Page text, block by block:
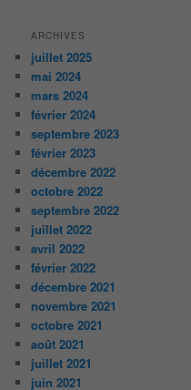
ARCHIVES
juillet 2025
mai 2024
mars 2024
février 2024
septembre 2023
février 2023
décembre 2022
octobre 2022
septembre 2022
juillet 2022
avril 2022
février 2022
décembre 2021
novembre 2021
octobre 2021
août 2021
juillet 2021
juin 2021